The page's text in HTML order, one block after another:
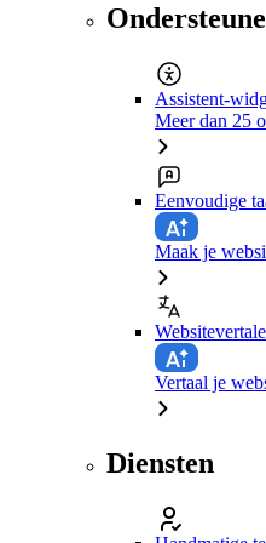
Assistent-
Meer dan 25
Eenvoudige
Maak je
Vertaal je
Diensten